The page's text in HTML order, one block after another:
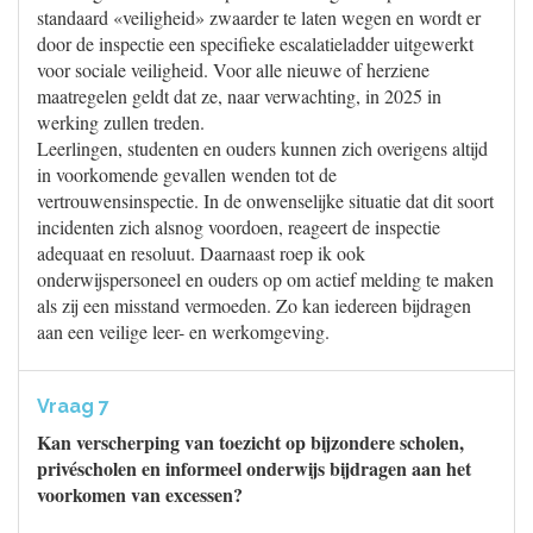
standaard «veiligheid» zwaarder te laten wegen en wordt er
door de inspectie een specifieke escalatieladder uitgewerkt
voor sociale veiligheid. Voor alle nieuwe of herziene
maatregelen geldt dat ze, naar verwachting, in 2025 in
werking zullen treden.
Leerlingen, studenten en ouders kunnen zich overigens altijd
in voorkomende gevallen wenden tot de
vertrouwensinspectie. In de onwenselijke situatie dat dit soort
incidenten zich alsnog voordoen, reageert de inspectie
adequaat en resoluut. Daarnaast roep ik ook
onderwijspersoneel en ouders op om actief melding te maken
als zij een misstand vermoeden. Zo kan iedereen bijdragen
aan een veilige leer- en werkomgeving.
Vraag 7
Kan verscherping van toezicht op bijzondere scholen,
privéscholen en informeel onderwijs bijdragen aan het
voorkomen van excessen?